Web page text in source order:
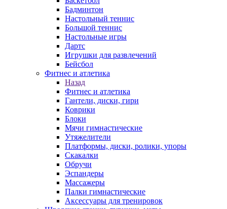
Бадминтон
Настольный теннис
Большой теннис
Настольные игры
Дартс
Игрушки для развлечений
Бейсбол
Фитнес и атлетика
Назад
Фитнес и атлетика
Гантели, диски, гири
Коврики
Блоки
Мячи гимнастические
Утяжелители
Платформы, диски, ролики, упоры
Скакалки
Обручи
Эспандеры
Массажеры
Палки гимнастические
Аксессуары для тренировок